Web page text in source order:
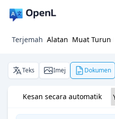
Terjemah Alatan Muat Turun
Teks Imej Dokumen
Kesan secara automatik